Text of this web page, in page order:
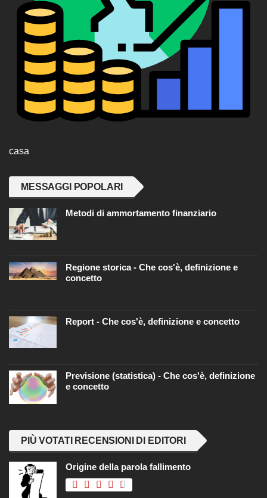
casa
MESSAGGI POPOLARI
Metodi di ammortamento finanziario
Regione storica - Che cos'è, definizione e
concetto
Report - Che cos'è, definizione e concetto
Previsione (statistica) - Che cos'è, definizione
e concetto
PIÙ VOTATI RECENSIONI DI EDITORI
Origine della parola fallimento